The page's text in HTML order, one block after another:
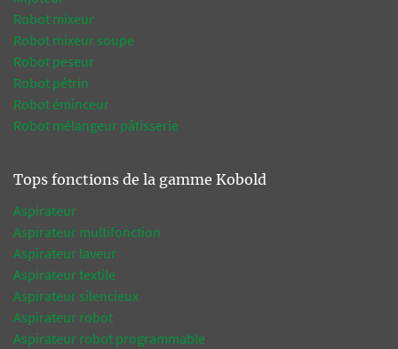
Robot mixeur
Robot mixeur soupe
Robot peseur
Robot pétrin
Robot éminceur
Robot mélangeur pâtisserie
Tops fonctions de la gamme Kobold
Aspirateur
Aspirateur multifonction
Aspirateur laveur
Aspirateur textile
Aspirateur silencieux
Aspirateur robot
Aspirateur robot programmable